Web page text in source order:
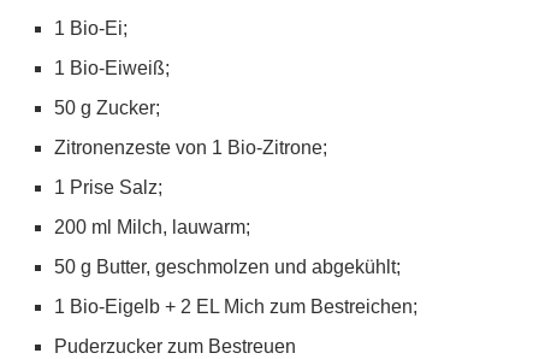
1 Bio-Ei;
1 Bio-Eiweiß;
50 g Zucker;
Zitronenzeste von 1 Bio-Zitrone;
1 Prise Salz;
200 ml Milch, lauwarm;
50 g Butter, geschmolzen und abgekühlt;
1 Bio-Eigelb + 2 EL Mich zum Bestreichen;
Puderzucker zum Bestreuen